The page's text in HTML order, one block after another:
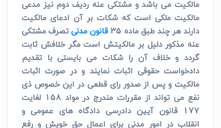
مالکیت می باشد و مشتکی عنه ردیف دوم نیز مدعی
مالکیت ملکی است که شکات بر آن ادعای مالکیت
دارند هر چند طبق ماده 35
قانون مدنیتصرف مشتکی
عنه مذکور دلیل بر مالکیتش است مگر خلافش ثابت
گردد و خلاف آن را شکات می بایستی با تقدیم
دادخواست حقوقی اثبات نمایند و در صورت اثبات
مالکیت و پس از صدور رای قطعی در این خصوص ذی
نفع می تواند از مقررات مندرج در مواد 158 لغایت
177 قانون آیین دادرسی دادگاه های عمومی و
انقلاب در امور مدنی برای اعمال حق خویش و رفع